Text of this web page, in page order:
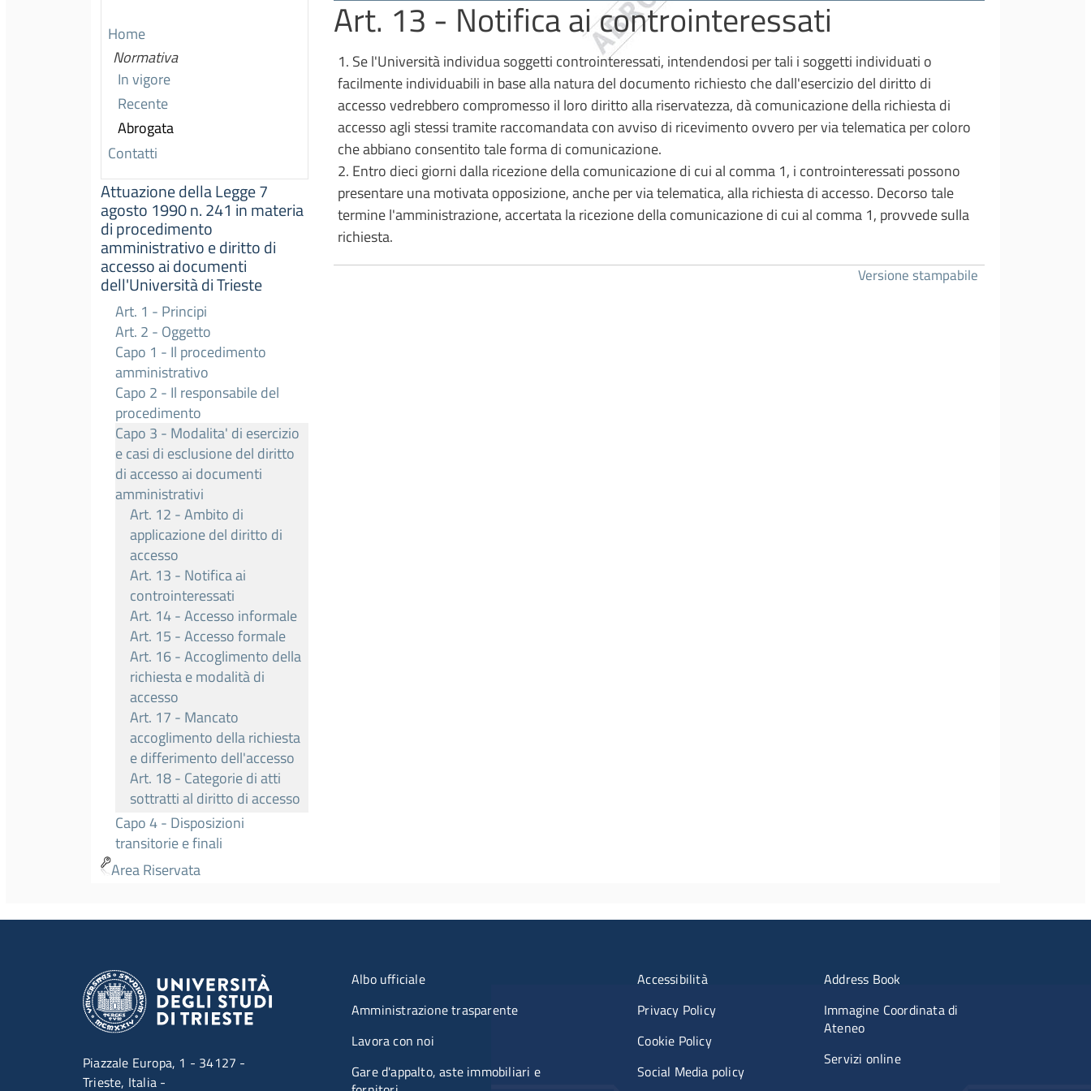
Home
Normativa
In vigore
Recente
Abrogata
Contatti
Attuazione della Legge 7
agosto 1990 n. 241 in materia
di procedimento
amministrativo e diritto di
accesso ai documenti
dell'Università di Trieste
Art. 1 - Principi
Art. 2 - Oggetto
Capo 1 - Il procedimento
amministrativo
Capo 2 - Il responsabile del
procedimento
Capo 3 - Modalita' di esercizio
e casi di esclusione del diritto
di accesso ai documenti
amministrativi
Art. 12 - Ambito di
applicazione del diritto di
accesso
Art. 13 - Notifica ai
controinteressati
Art. 14 - Accesso informale
Art. 15 - Accesso formale
Art. 16 - Accoglimento della
richiesta e modalità di
accesso
Art. 17 - Mancato
accoglimento della richiesta
e differimento dell'accesso
Art. 18 - Categorie di atti
sottratti al diritto di accesso
Capo 4 - Disposizioni
transitorie e finali
Area Riservata
Art. 13 - Notifica ai controinteressati
1. Se l'Università individua soggetti controinteressati, intendendosi per tali i soggetti individuati o
facilmente individuabili in base alla natura del documento richiesto che dall'esercizio del diritto di
accesso vedrebbero compromesso il loro diritto alla riservatezza, dà comunicazione della richiesta di
accesso agli stessi tramite raccomandata con avviso di ricevimento ovvero per via telematica per coloro
che abbiano consentito tale forma di comunicazione.
2. Entro dieci giorni dalla ricezione della comunicazione di cui al comma 1, i controinteressati possono
presentare una motivata opposizione, anche per via telematica, alla richiesta di accesso. Decorso tale
termine l'amministrazione, accertata la ricezione della comunicazione di cui al comma 1, provvede sulla
richiesta.
Versione stampabile
Piazzale Europa, 1 - 34127 -
Trieste, Italia -
Menu organizzazione
Albo ufficiale
Amministrazione trasparente
Lavora con noi
Gare d'appalto, aste immobiliari e
Menù riferimenti
Accessibilità
Privacy Policy
Cookie Policy
Social Media policy
Menu portale
Address Book
Immagine Coordinata di
Ateneo
Servizi online